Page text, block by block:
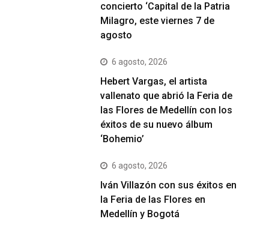
concierto ‘Capital de la Patria
Milagro, este viernes 7 de
agosto
6 agosto, 2026
Hebert Vargas, el artista
vallenato que abrió la Feria de
las Flores de Medellín con los
éxitos de su nuevo álbum
‘Bohemio’
6 agosto, 2026
Iván Villazón con sus éxitos en
la Feria de las Flores en
Medellín y Bogotá